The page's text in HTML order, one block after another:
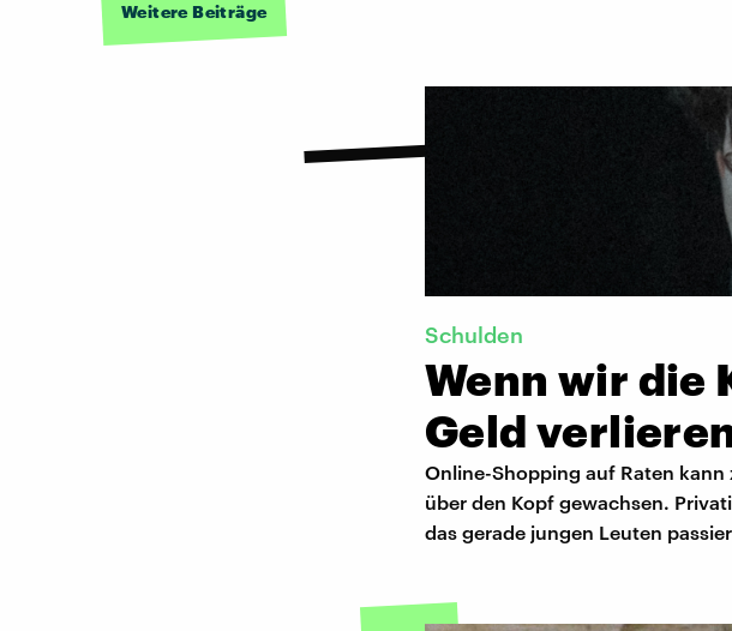
Weitere Beiträge
Schulden
Wenn wir die
Geld
Online-Shopping auf Raten
über den Kopf gewachsen.
das gerade jungen Leuten